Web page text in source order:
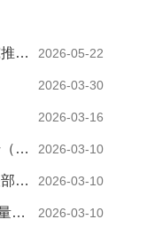
2026-05-22
李强主持召开国务院常务会议 研究推进全国统一大市场建设有关工作 审议通过《现代化应急体系建设“十五五”规划》 讨论《中华人民共和国中国人民银行法（修订草案）》
2026-03-30
2026-03-16
2026-03-10
第二场部长通道 回应关切真抓实干（现场·部长通道）
2026-03-10
视频丨代表委员积极建言献策 有关部门全面记录梳理高效转办回应
2026-03-10
世界看两会丨国际人士：中国高质量发展为全球经济注入稳定性